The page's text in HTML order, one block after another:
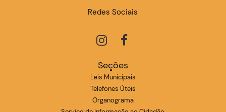
Redes Sociais
Seções
Leis Municipais
Telefones Úteis
Organograma